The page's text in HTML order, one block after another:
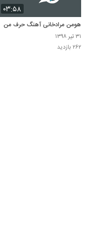
۰۳:۵۸
هومن مرادخانی آهنگ حرف من
۳۱ تیر ۱۳۹۸
۲۶۲ بازدید